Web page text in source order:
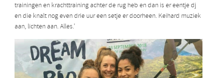
trainingen en krachttraining achter de rug heb en dan is er eentje dj
en die knalt nog even drie uur een setje er doorheen. Keihard muziek
aan, lichten aan. Alles.’